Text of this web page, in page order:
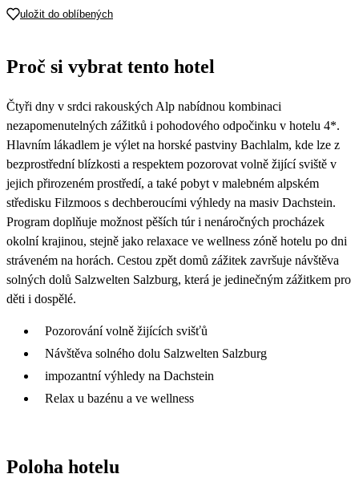
17 18
24
10 850
25 26 27
31
uložit do oblíbených
Proč si vybrat tento hotel
Čtyři dny v srdci rakouských Alp nabídnou kombinaci
nezapomenutelných zážitků i pohodového odpočinku v hotelu 4*.
Hlavním lákadlem je výlet na horské pastviny Bachlalm, kde lze z
bezprostřední blízkosti a respektem pozorovat volně žijící sviště v
jejich přirozeném prostředí, a také pobyt v malebném alpském
středisku Filzmoos s dechberoucími výhledy na masiv Dachstein.
Program doplňuje možnost pěších túr i nenáročných procházek
okolní krajinou, stejně jako relaxace ve wellness zóně hotelu po dni
stráveném na horách. Cestou zpět domů zážitek završuje návštěva
solných dolů Salzwelten Salzburg, která je jedinečným zážitkem pro
děti i dospělé.
Pozorování volně žijících svišťů
Návštěva solného dolu Salzwelten Salzburg
impozantní výhledy na Dachstein
Relax u bazénu a ve wellness
Poloha hotelu